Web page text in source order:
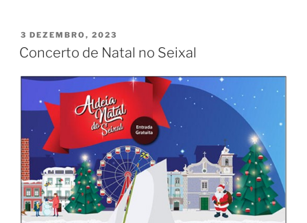
PUBLICADO
EM
3 DEZEMBRO, 2023
Concerto de Natal no Seixal